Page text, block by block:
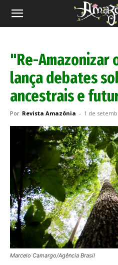
Revista
"Re-Amazonizar
lança debates
ancestrais e
Por Revista Amazônia - 1 de
Marcelo Camargo/Agência Brasil